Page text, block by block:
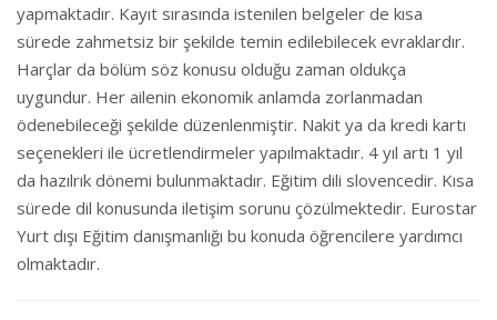
yapmaktadır. Kayıt sırasında istenilen belgeler de kısa
sürede zahmetsiz bir şekilde temin edilebilecek evraklardır.
Harçlar da bölüm söz konusu olduğu zaman oldukça
uygundur. Her ailenin ekonomik anlamda zorlanmadan
ödenebileceği şekilde düzenlenmiştir. Nakit ya da kredi kartı
seçenekleri ile ücretlendirmeler yapılmaktadır. 4 yıl artı 1 yıl
da hazılrık dönemi bulunmaktadır. Eğitim dili slovencedir. Kısa
sürede dil konusunda iletişim sorunu çözülmektedir. Eurostar
Yurt dışı Eğitim danışmanlığı bu konuda öğrencilere yardımcı
olmaktadır.